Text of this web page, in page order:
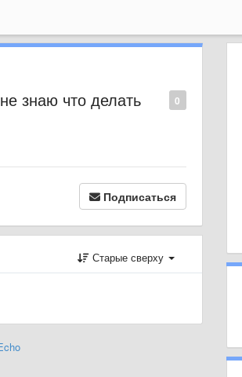
0
знаю что делать
Подписаться
Старые сверху